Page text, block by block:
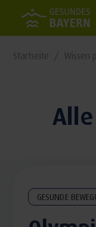
Startseite Wissen
GESUNDE